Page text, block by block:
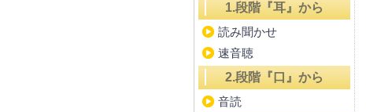
1.段階『耳』から
読み聞かせ
速音聴
2.段階『口』から
音読